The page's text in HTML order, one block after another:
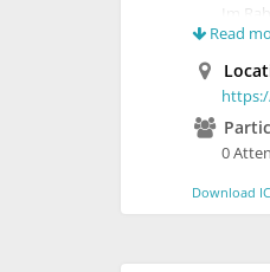
Im
Read
0
Download